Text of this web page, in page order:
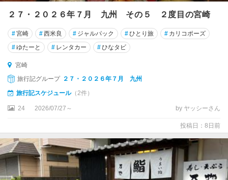
２７・２０２６年７月 九州 その５ ２度目の宮崎
#宮崎 #西米良 # ジャルパック #ひとり旅 # カリコポーズ
#ゆたーと # レンタカー #ひなタビ
宮崎
旅行記グループ ２７・２０２６年７月 九州
旅行記スケジュール（2件）
24 2026/07/27～ by ヤッシーさん
投稿日：8日前